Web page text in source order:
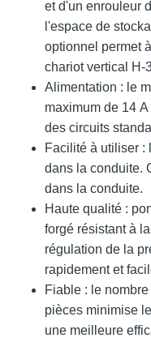
et d'un enrouleur
l'espace de
optionnel permet
chariot vertical H-
Alimentation : le
maximum de 14
des circuits
Facilité à utiliser :
dans la conduite.
dans la conduite.
Haute qualité :
forgé résistant à
régulation de la
rapidement et
Fiable : le
pièces minimise
une meilleure